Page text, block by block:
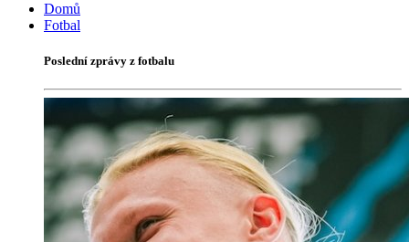
Domů
Fotbal
Poslední zprávy z fotbalu